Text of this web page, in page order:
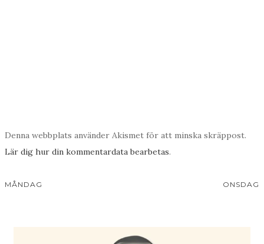
Denna webbplats använder Akismet för att minska skräppost.
Lär dig hur din kommentardata bearbetas.
MÅNDAG ONSDAG